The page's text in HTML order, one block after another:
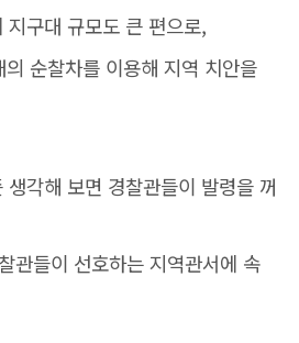
구대 규모도 큰 편으로,
순찰차를 이용해 지역 치안을
각해 보면 경찰관들이 발령을 꺼
관들이 선호하는 지역관서에 속